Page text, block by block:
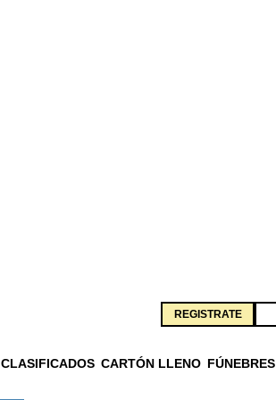
REGISTRATE
CLASIFICADOS CARTÓN LLENO FÚNEBRES